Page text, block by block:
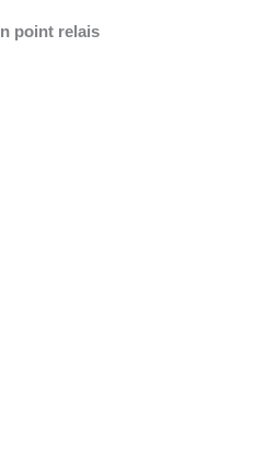
point relais